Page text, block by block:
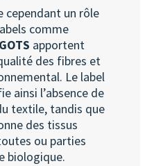
cependant un rôle
comme
GOTS apportent
des fibres et
Le label
ainsi l’absence de
textile, tandis que
des tissus
ou parties
biologique.